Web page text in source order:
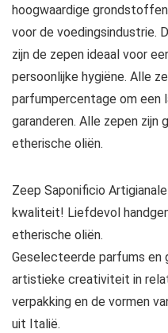
hoogwaardige
voor de voedingsindustrie.
zijn de zepen ideaal voor
persoonlijke hygiëne. Alle
parfumpercentage om een
garanderen. Alle zepen zijn
etherische oliën.
Zeep Saponificio
kwaliteit! Liefdevol
etherische oliën.
Geselecteerde parfums
artistieke creativiteit in
verpakking en de vormen
uit Italië.